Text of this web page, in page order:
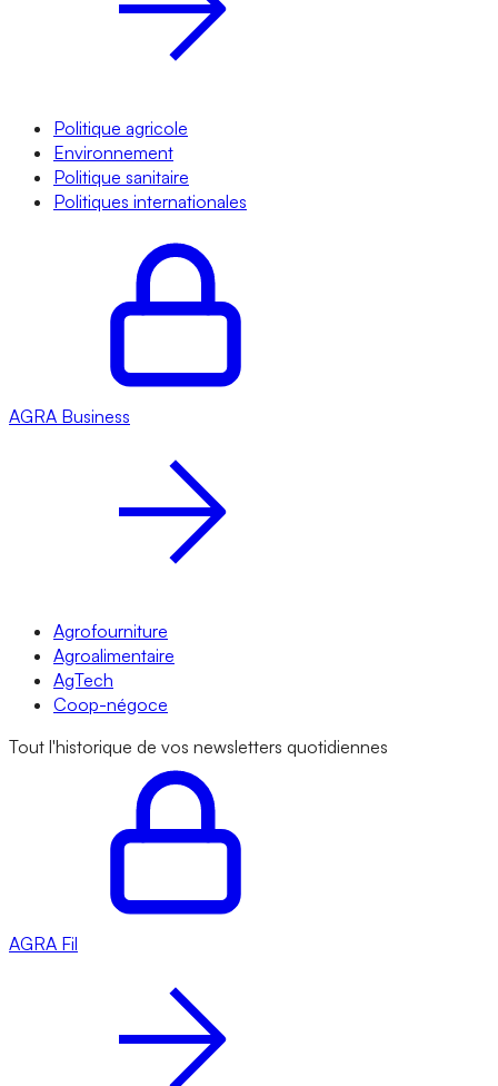
Politique agricole
Environnement
Politique sanitaire
Politiques internationales
AGRA Business
Agrofourniture
Agroalimentaire
AgTech
Coop-négoce
Tout l'historique de vos newsletters quotidiennes
AGRA Fil